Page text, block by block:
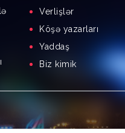
Verlişlər
Köşə yazarları
Yaddaş
Biz kimik